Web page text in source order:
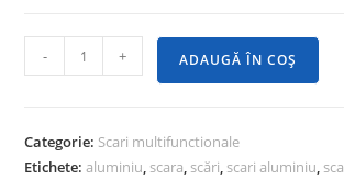
- + ADAUGĂ ÎN COȘ
Categorie: Scari multifunctionale
Etichete:aluminiu, scara, scări, scari aluminiu,